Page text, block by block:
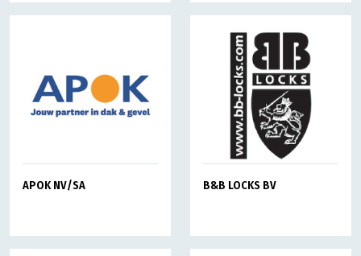
APOK NV/SA B&B LOCKS BV